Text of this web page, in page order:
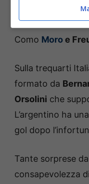
campionato
tecnico rossoblù
Como Moro e
Sulla trequarti
formato da
Orsolini che
L’argentino ha
gol dopo
Tante sorprese
consapevolezza